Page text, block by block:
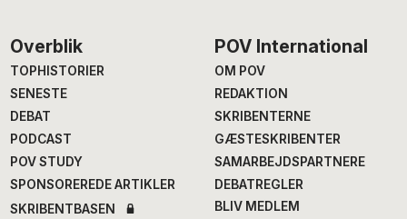
Footer
Overblik
TOPHISTORIER
SENESTE
DEBAT
PODCAST
POV STUDY
SPONSOREREDE ARTIKLER
SKRIBENTBASEN
POV International
OM POV
REDAKTION
SKRIBENTERNE
GÆSTESKRIBENTER
SAMARBEJDSPARTNERE
DEBATREGLER
BLIV MEDLEM